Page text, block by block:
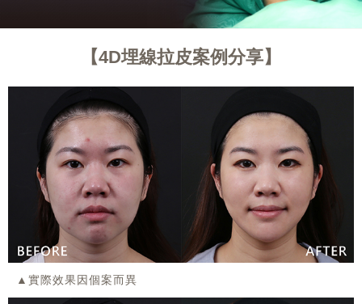
4D埋線拉皮案例分享
▲實際效果因個案而異